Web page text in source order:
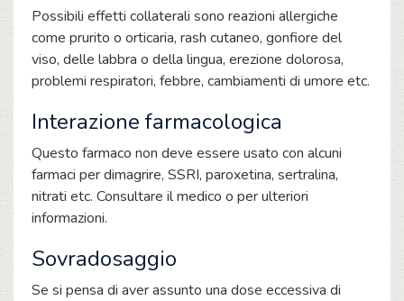
Possibili effetti collaterali sono reazioni allergiche
come prurito o orticaria, rash cutaneo, gonfiore del
viso, delle labbra o della lingua, erezione dolorosa,
problemi respiratori, febbre, cambiamenti di umore etc.
Interazione farmacologica
Questo farmaco non deve essere usato con alcuni
farmaci per dimagrire, SSRI, paroxetina, sertralina,
nitrati etc. Consultare il medico o per ulteriori
informazioni.
Sovradosaggio
Se si pensa di aver assunto una dose eccessiva di